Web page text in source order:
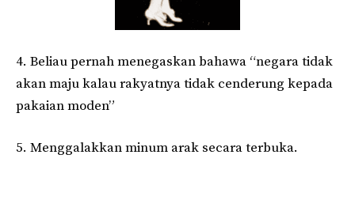
4. Beliau pernah menegaskan bahawa “negara tidak
akan maju kalau rakyatnya tidak cenderung kepada
pakaian moden”
5. Menggalakkan minum arak secara terbuka.